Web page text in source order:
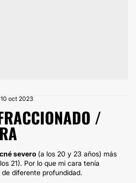
oct 2023
/
severo (a los 20 y 23 años) más
21). Por lo que mi cara tenía
diferente profundidad.